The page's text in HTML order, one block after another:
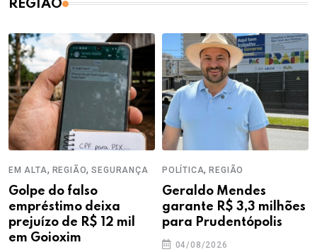
REGIÃO
EM ALTA, REGIÃO,SEGURANÇA
Golpe do falso
empréstimo deixa
prejuízo de R$ 12 mil
em Goioxim
POLÍTICA,REGIÃO
Geraldo Mendes
garante R$ 3,3 milhões
para Prudentópolis
04/08/2026